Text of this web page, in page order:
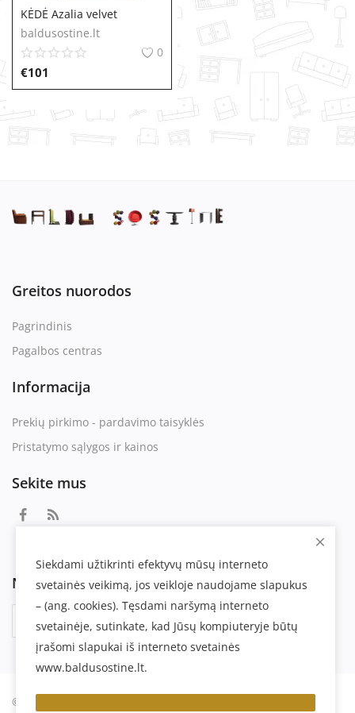
KĖDĖ Azalia velvet
baldusostine.lt
0
€101
Greitos nuorodos
Pagrindinis
Pagalbos centras
Informacija
Prekių pirkimo - pardavimo taisyklės
Pristatymo sąlygos ir kainos
Sekite mus
Naujienlaiškis
Prenumeruoti
©2024 baldusostine.lt - Visos teisės saugomos.
Siekdami užtikrinti efektyvų mūsų interneto
svetainės veikimą, jos veikloje naudojame slapukus
– (ang. cookies). Tęsdami naršymą interneto
svetainėje, sutinkate, kad Jūsų kompiuteryje būtų
įrašomi slapukai iš interneto svetainės
www.baldusostine.lt.